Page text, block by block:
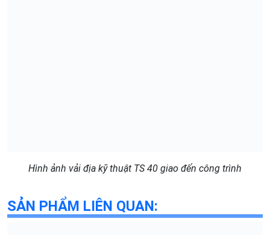
Hình ảnh vải địa kỹ thuật TS 40 giao đến công trình
SẢN PHẨM LIÊN QUAN: